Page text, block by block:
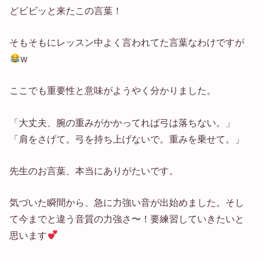
どビビッと来たこの言葉！
そもそもにレッスン中よく言われてた言葉なわけですが
w
ここでも重要性と意味がようやく分かりました。
「大丈夫、腕の重みがかかってれば弓は落ちない。」
「肩をさげて。弓を持ち上げないで。重みを乗せて。」
先生のお言葉、本当にありがたいです。
気づいた瞬間から、急に力強い音が出始めました。そし
て今までと違う音質の力強さ〜！要練習していきたいと
思います